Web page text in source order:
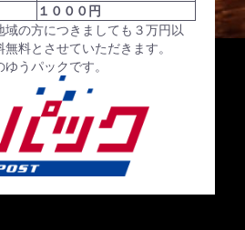
１０００円
域の方につきましても３万円以
無料とさせていただきます。
うパックです。